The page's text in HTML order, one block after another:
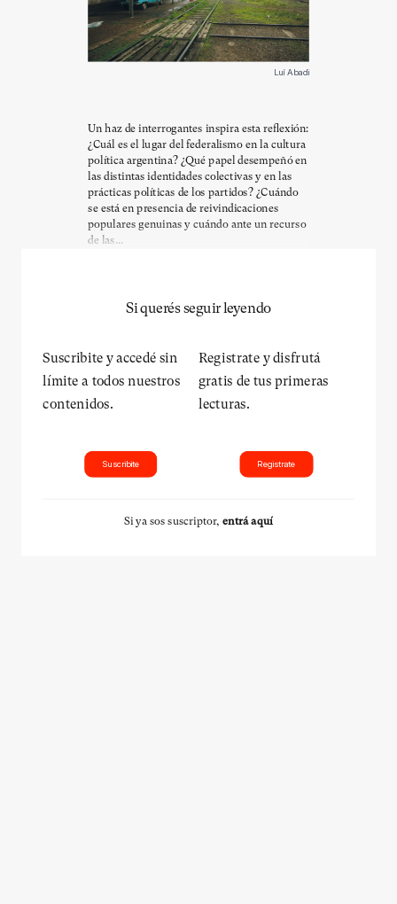
Luí Abadi
Un haz de interrogantes inspira esta reflexión:
¿Cuál es el lugar del federalismo en la cultura
política argentina? ¿Qué papel desempeñó en
las distintas identidades colectivas y en las
prácticas políticas de los partidos? ¿Cuándo
se está en presencia de reivindicaciones
populares genuinas y cuándo ante un recurso
de las...
Si querés seguir leyendo
Suscribite y accedé sin
límite a todos nuestros
contenidos.
Suscribite
Registrate y disfrutá
gratis de tus primeras
lecturas.
Registrate
Si ya sos suscriptor, entrá aquí